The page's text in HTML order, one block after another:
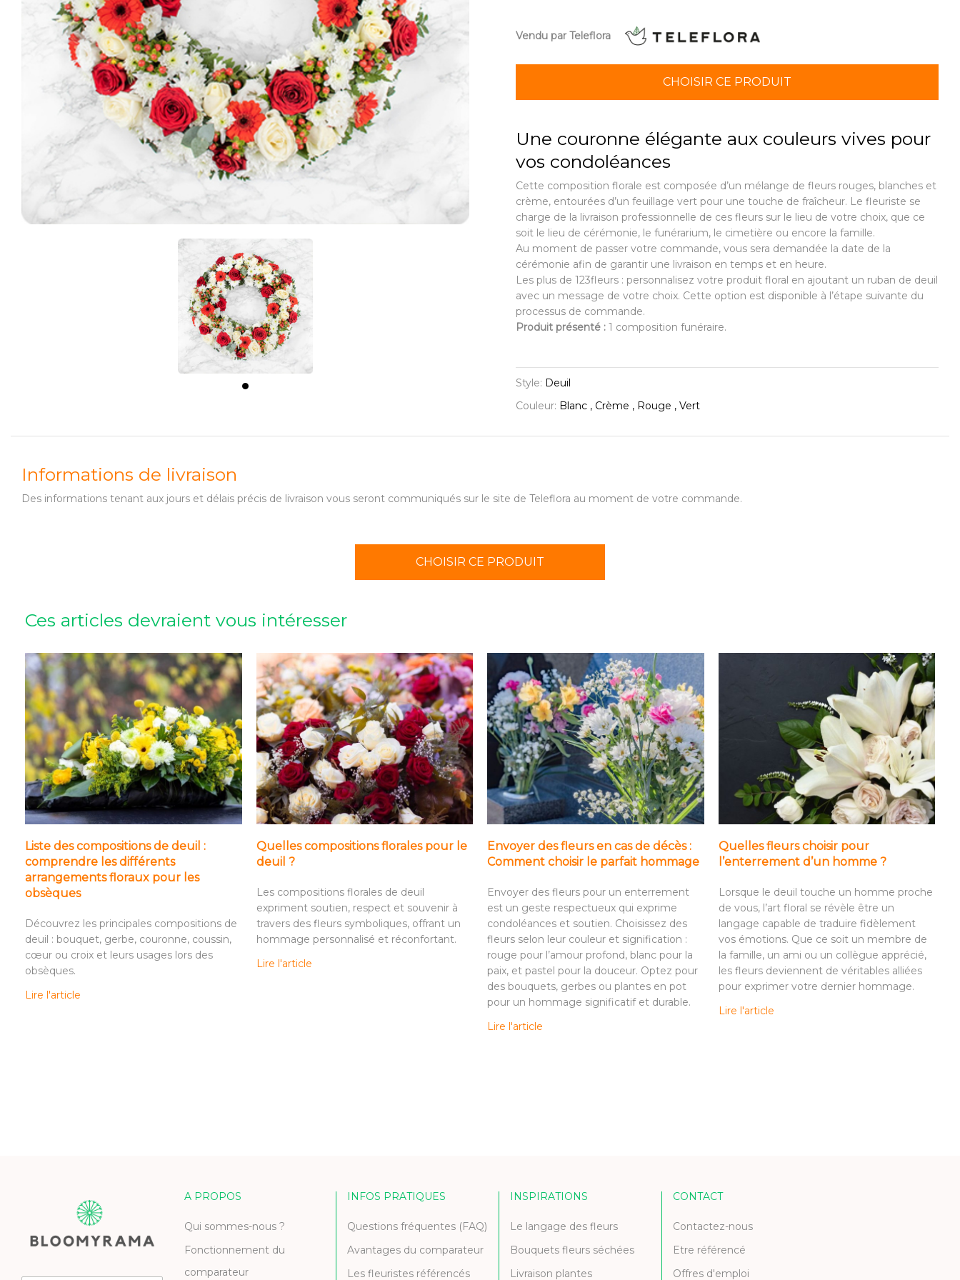
Vendu par Teleflora
CHOISIR CE PRODUIT
Une couronne élégante aux couleurs vives pour
vos condoléances
Cette composition florale est composée d’un mélange de fleurs rouges, blanches et
crème, entourées d’un feuillage vert pour une touche de fraîcheur. Le fleuriste se
charge de la livraison professionnelle de ces fleurs sur le lieu de votre choix, que ce
soit le lieu de cérémonie, le funérarium, le cimetière ou encore la famille.
Au moment de passer votre commande, vous sera demandée la date de la
cérémonie afin de garantir une livraison en temps et en heure.
Les plus de 123fleurs : personnalisez votre produit floral en ajoutant un ruban de deuil
avec un message de votre choix. Cette option est disponible à l’étape suivante du
processus de commande.
Produit présenté : 1 composition funéraire.
Style: Deuil
Couleur: Blanc , Crème , Rouge , Vert
Informations de livraison
Des informations tenant aux jours et délais précis de livraison vous seront communiqués sur le site de Teleflora au moment de votre commande.
CHOISIR CE PRODUIT
Ces articles devraient vous intéresser
Liste des compositions de deuil :
comprendre les différents
arrangements floraux pour les
obsèques
Découvrez les principales compositions de
deuil : bouquet, gerbe, couronne, coussin,
cœur ou croix et leurs usages lors des
obsèques.
Lire l'article
Quelles compositions florales pour le
deuil ?
Les compositions florales de deuil
expriment soutien, respect et souvenir à
travers des fleurs symboliques, offrant un
hommage personnalisé et réconfortant.
Lire l'article
Envoyer des fleurs en cas de décès :
Comment choisir le parfait hommage
Envoyer des fleurs pour un enterrement
est un geste respectueux qui exprime
condoléances et soutien. Choisissez des
fleurs selon leur couleur et signification :
rouge pour l’amour profond, blanc pour la
paix, et pastel pour la douceur. Optez pour
des bouquets, gerbes ou plantes en pot
pour un hommage significatif et durable.
Lire l'article
Quelles fleurs choisir pour
l’enterrement d’un homme ?
Lorsque le deuil touche un homme proche
de vous, l’art floral se révèle être un
langage capable de traduire fidèlement
vos émotions. Que ce soit un membre de
la famille, un ami ou un collègue apprécié,
les fleurs deviennent de véritables alliées
pour exprimer votre dernier hommage.
Lire l'article
A PROPOS
Qui sommes-nous ?
Fonctionnement du
comparateur
INFOS PRATIQUES
Questions fréquentes (FAQ)
Avantages du comparateur
Les fleuristes référencés
INSPIRATIONS
Le langage des fleurs
Bouquets fleurs séchées
Livraison plantes
CONTACT
Contactez-nous
Etre référencé
Offres d'emploi